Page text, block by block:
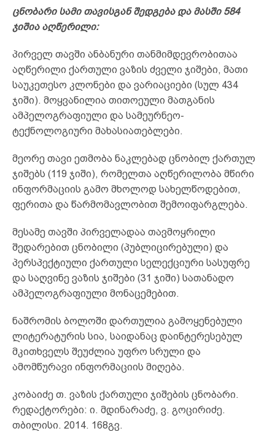
ცნობარი სამი თავისგან შედგება და მასში 584
ჯიშია აღწერილი:
პირველ თავში ანბანური თანმიმდევრობითაა
აღწერილი ქართული ვაზის ძველი ჯიშები, მათი
საუკეთესო კლონები და ვარიაციები (სულ 434
ჯიში). მოყვანილია თითოეული მათგანის
ამპელოგრაფიული და სამეურნეო-
ტექნოლოგიური მახასიათებლები.
მეორე თავი ეთმობა ნაკლებად ცნობილ ქართულ
ჯიშებს (119 ჯიში), რომელთა აღწერილობა მწირი
ინფორმაციის გამო მხოლოდ სახელწოდებით,
ფერითა და წარმომავლობით შემოიფარგლება.
მესამე თავში პირველადაა თავმოყრილი
შედარებით ცნობილი (პუბლიცირებული) და
პერსპექტიული ქართული სელექციური სასუფრე
და საღვინე ვაზის ჯიშები (31 ჯიში) სათანადო
ამპელოგრაფიული მონაცემებით.
ნაშრომის ბოლოში დართულია გამოყენებული
ლიტერატურის სია, საიდანაც დაინტერესებულ
მკითხველს შეუძლია უფრო სრული და
ამომწურავი ინფორმაციის მიღება.
კობაიძე თ. ვაზის ქართული ჯიშების ცნობარი.
რედაქტორები: ი. მდინარაძე, ვ. გოცირიძე.
თბილისი. 2014. 168გვ.